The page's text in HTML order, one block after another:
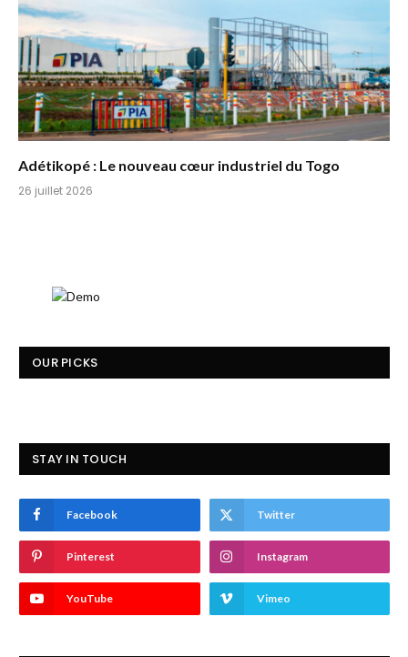
Adétikopé : Le nouveau cœur industriel du Togo
26 juillet 2026
OUR PICKS
STAY IN TOUCH
Facebook Twitter
Pinterest Instagram
YouTube Vimeo